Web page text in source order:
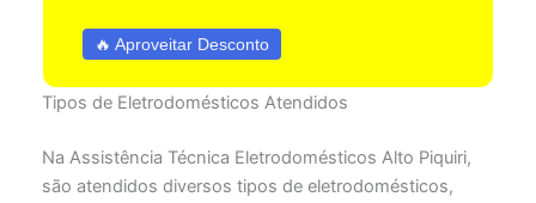
🔥 Aproveitar Desconto
Tipos de Eletrodomésticos Atendidos
Na Assistência Técnica Eletrodomésticos Alto Piquiri,
são atendidos diversos tipos de eletrodomésticos,